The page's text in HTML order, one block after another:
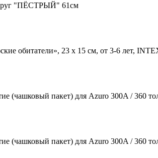
"ПЁСТРЫЙ" 61см
обитатели», 23 х 15 см, от 3-6 лет,
(чашковый пакет) для Azuro 300A / 360
(чашковый пакет) для Azuro 300A / 360